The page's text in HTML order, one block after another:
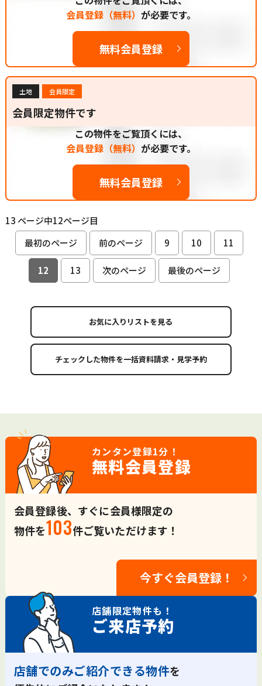
会員登録（無料） が必要です。
無料会員登録
土地 会員限定
会員限定物件です
この物件をご覧頂くには、
会員登録（無料） が必要です。
無料会員登録
13 ページ中12ページ目
最初のページ
前のページ 9 10 11
12 13 次のページ 最後のページ
お気に入りリストを見る
カンタン登録1分！
無料会員登録
会員登録後、すぐに会員様限定の
物件を103件ご覧いただけます！
今すぐ会員登録！
店舗限定物件も！
ご来店予約
店舗でのみご紹介できる物件を